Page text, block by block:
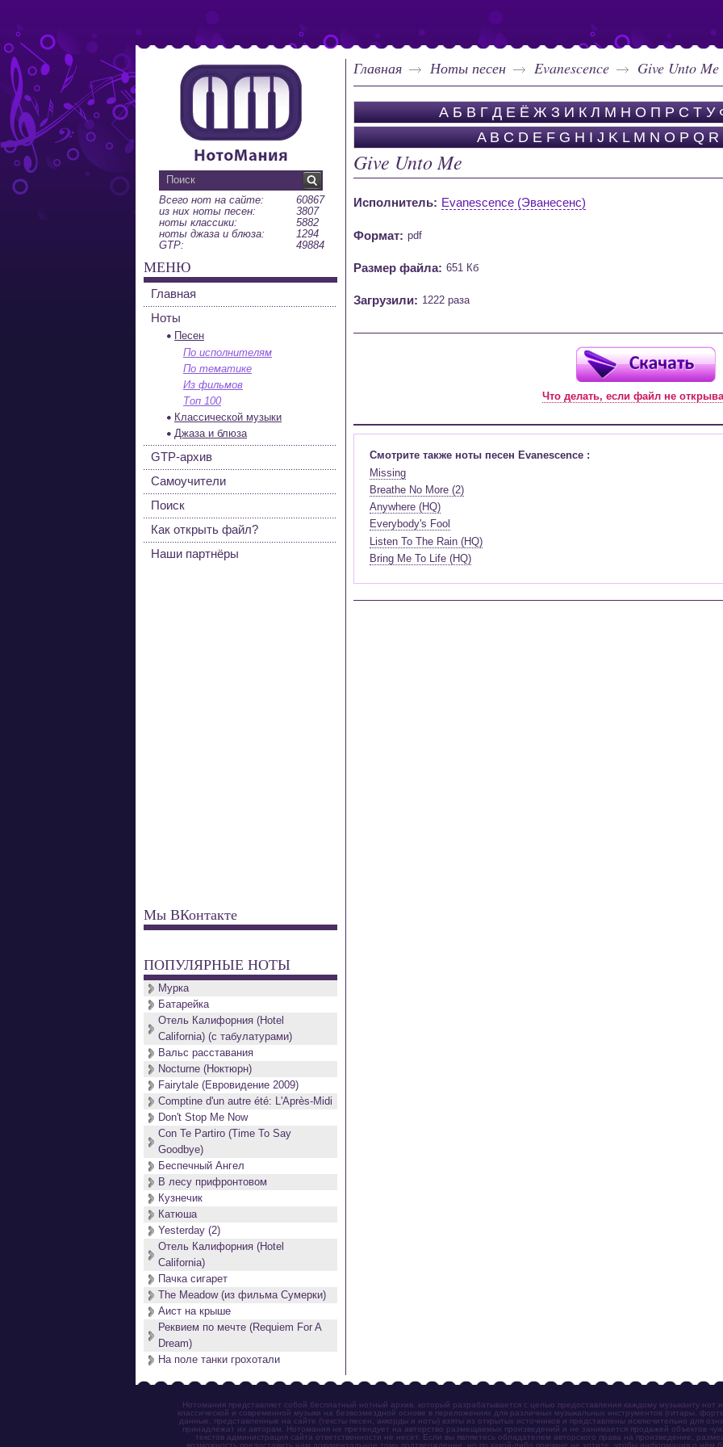
Главная Ноты песен Evanescence Give Unto Me
А Б В Г Д Е Ё Ж З И К Л М Н О П Р С Т У
A B C D E F G H I J K L M N O P Q R
Give Unto Me
Исполнитель: Evanescence (Эванесенс)
Формат: pdf
Размер файла: 651 Кб
Загрузили: 1222 раза
Что делать, если файл не
Смотрите также ноты песен Evanescence :
Missing
Breathe No More (2)
Anywhere (HQ)
Everybody's Fool
Listen To The Rain (HQ)
Bring Me To Life (HQ)
Всего нот на сайте:
60867
из них ноты песен:
3807
ноты классики:
5882
ноты джаза и блюза:
1294
GTP:
49884
МЕНЮ
Главная
Ноты
Песен
По исполнителям
По тематике
Из фильмов
Топ 100
Классической музыки
Джаза и блюза
GTP-архив
Самоучители
Поиск
Как открыть файл?
Наши партнёры
Мы ВКонтакте
ПОПУЛЯРНЫЕ НОТЫ
Мурка
Батарейка
Отель Калифорния (Hotel
California) (с табулатурами)
Вальс расставания
Nocturne (Ноктюрн)
Fairytale (Евровидение 2009)
Comptine d'un autre été: L'Après-Midi
Don't Stop Me Now
Con Te Partiro (Time To Say
Goodbye)
Беспечный Ангел
В лесу прифронтовом
Кузнечик
Катюша
Yesterday (2)
Отель Калифорния (Hotel
California)
Пачка сигарет
The Meadow (из фильма Сумерки)
Аист на крыше
Реквием по мечте (Requiem For A
Dream)
На поле танки грохотали
Нотомания представляет собой бесплатный нотный архив, который разрабатывается с целью предоставления каждому музыканту нот
классической и современной музыки на безвозмездной основе в переложениях для различных музыкальных инструментов (гитары,
данные, представленные на сайте (тексты песен, аккорды и ноты) взяты из открытых источников и представлены исключительно для
принадлежат их авторам. Нотомания не претендует на авторство размещаемых произведений и не занимается продажей объектов
текстов администрация сайта ответственности не несет. Если вы являетесь обладателем авторского права на произведение,
возможность предоставить нам документальное тому подтверждение, но по какой-либо причине не хотите, чтобы информация о нём